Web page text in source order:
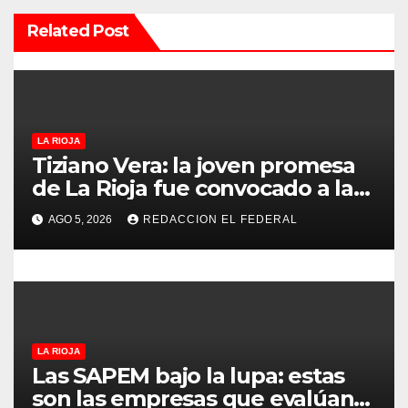
d
e
n
t
r
a
s
Related Post
LA RIOJA
Tiziano Vera: la joven promesa
de La Rioja fue convocado a la
Selección Argentina sub-15
AGO 5, 2026 REDACCION EL FEDERAL
LA RIOJA
Las SAPEM bajo la lupa: estas
son las empresas que evalúan